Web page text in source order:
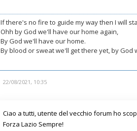
If there's no fire to guide my way then I will
Ohh by God we'll have our home again,
By God we'll have our home.
By blood or sweat we'll get there yet, by God
22/08/2021, 10:35
Ciao a tutti, utente del vecchio forum ho
Forza Lazio Sempre!